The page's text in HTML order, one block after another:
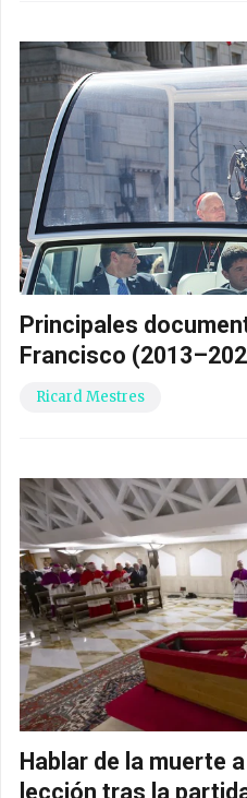
Principales
Francisco
Ricard Mestres
Hablar de la muerte
lección tras la